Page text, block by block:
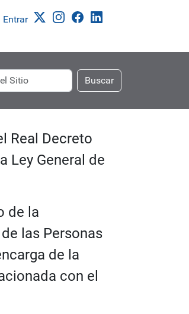
Entrar
Buscar
Real Decreto
Ley General de
de la
las Personas
de la
con el